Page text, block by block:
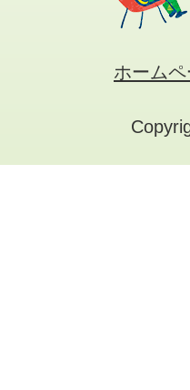
ホーム